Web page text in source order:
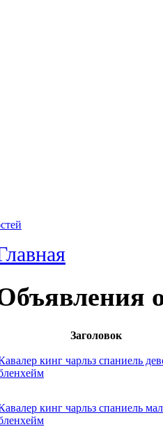
Заголовок
кинг чарльз спаниель
кинг чарльз спаниель